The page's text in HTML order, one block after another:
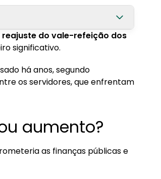
do vale-refeição dos
significativo.
há anos, segundo
os servidores, que enfrentam
aumento?
as finanças públicas e